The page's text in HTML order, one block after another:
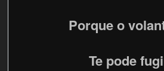
Porque o
Te pode